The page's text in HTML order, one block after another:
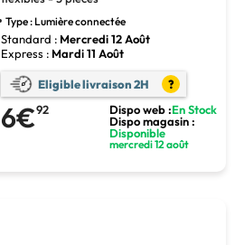
Type : Lumière connectée
Standard : Mercredi 12 Août
Express : Mardi 11 Août
Eligible livraison 2H ?
6€92 Dispo web :En Stock
Dispo magasin :
Disponible
mercredi 12 août